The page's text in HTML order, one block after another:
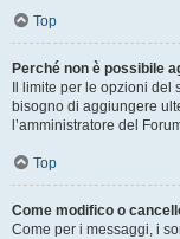
Top
Perché non è possibile
Il limite per le opzioni del
bisogno di aggiungere
l’amministratore del
Top
Come modifico o
Come per i messaggi, i